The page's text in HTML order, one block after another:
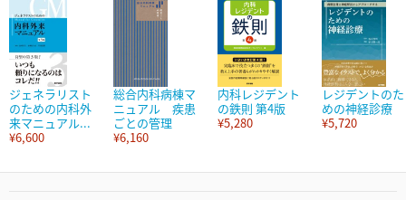
ジェネラリスト
のための内科外
来マニュアル...
¥6,600
総合内科病棟マ
ニュアル 疾患
ごとの管理
¥6,160
内科レジデント
の鉄則 第4版
¥5,280
レジデントのた
めの神経診療
¥5,720